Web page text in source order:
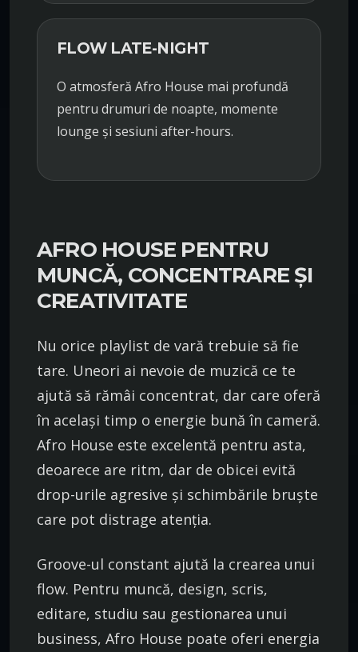
FLOW LATE-NIGHT
O atmosferă Afro House mai profundă
pentru drumuri de noapte, momente
lounge și sesiuni after-hours.
AFRO HOUSE PENTRU
MUNCĂ, CONCENTRARE ȘI
CREATIVITATE
Nu orice playlist de vară trebuie să fie
tare. Uneori ai nevoie de muzică ce te
ajută să rămâi concentrat, dar care oferă
în același timp o energie bună în cameră.
Afro House este excelentă pentru asta,
deoarece are ritm, dar de obicei evită
drop-urile agresive și schimbările bruște
care pot distrage atenția.
Groove-ul constant ajută la crearea unui
flow. Pentru muncă, design, scris,
editare, studiu sau gestionarea unui
business, Afro House poate oferi energia